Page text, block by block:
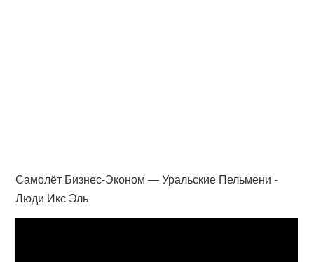
Самолёт Бизнес-Эконом — Уральские Пельмени -
Люди Икс Эль